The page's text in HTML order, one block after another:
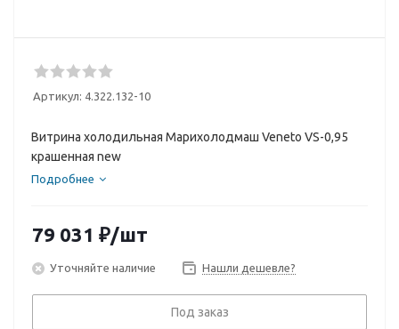
Артикул: 4.322.132-10
Витрина холодильная Марихолодмаш Veneto VS-0,95
крашенная new
Подробнее
79 031 ₽/шт
Уточняйте наличие Нашли дешевле?
Под заказ